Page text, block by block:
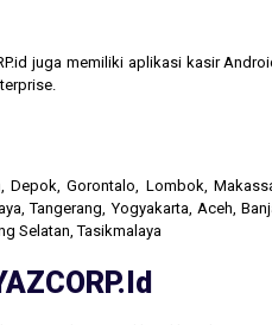
juga memiliki aplikasi kasir
Gorontalo, Lombok,
Tangerang, Yogyakarta, Aceh,
Selatan, Tasikmalaya